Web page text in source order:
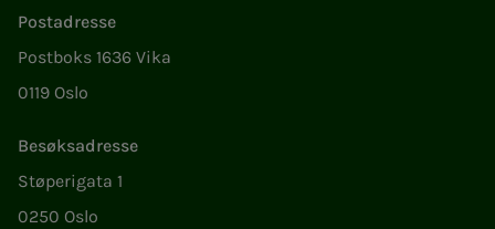
Postadresse
Postboks 1636 Vika
0119 Oslo
Besøksadresse
Støperigata 1
0250 Oslo